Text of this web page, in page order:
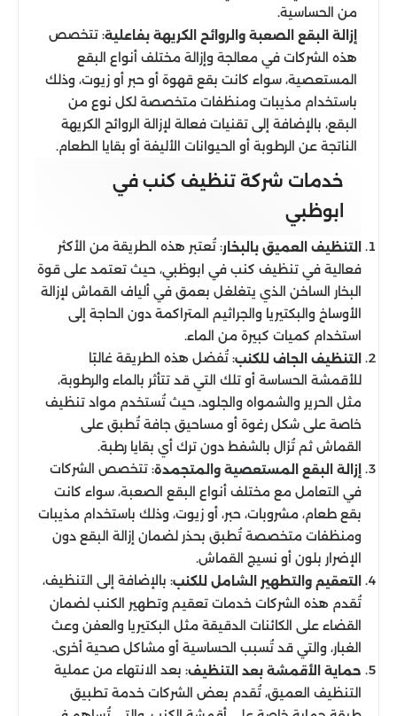
من الحساسية.
إزالة البقع الصعبة والروائح الكريهة بفاعلية: تتخصص
هذه الشركات في معالجة وإزالة مختلف أنواع البقع
المستعصية، سواء كانت بقع قهوة أو حبر أو زيوت، وذلك
باستخدام مذيبات ومنظفات متخصصة لكل نوع من
البقع، بالإضافة إلى تقنيات فعالة لإزالة الروائح الكريهة
الناتجة عن الرطوبة أو الحيوانات الأليفة أو بقايا الطعام.
خدمات شركة تنظيف كنب في
ابوظبي
التنظيف العميق بالبخار: تُعتبر هذه الطريقة من الأكثر
فعالية في تنظيف كنب في ابوظبي، حيث تعتمد على قوة
البخار الساخن الذي يتغلغل بعمق في ألياف القماش لإزالة
الأوساخ والبكتيريا والجراثيم المتراكمة دون الحاجة إلى
استخدام كميات كبيرة من الماء.
التنظيف الجاف للكنب: تُفضل هذه الطريقة غالبًا
للأقمشة الحساسة أو تلك التي قد تتأثر بالماء والرطوبة،
مثل الحرير والشمواه والجلود، حيث تُستخدم مواد تنظيف
خاصة على شكل رغوة أو مساحيق جافة تُطبق على
القماش ثم تُزال بالشفط دون ترك أي بقايا رطبة.
إزالة البقع المستعصية والمتجمدة: تتخصص الشركات
في التعامل مع مختلف أنواع البقع الصعبة، سواء كانت
بقع طعام، مشروبات، حبر، أو زيوت، وذلك باستخدام مذيبات
ومنظفات متخصصة تُطبق بحذر لضمان إزالة البقع دون
الإضرار بلون أو نسيج القماش.
التعقيم والتطهير الشامل للكنب: بالإضافة إلى التنظيف،
تُقدم هذه الشركات خدمات تعقيم وتطهير الكنب لضمان
القضاء على الكائنات الدقيقة مثل البكتيريا والعفن وعث
الغبار، والتي قد تُسبب الحساسية أو مشاكل صحية أخرى.
حماية الأقمشة بعد التنظيف: بعد الانتهاء من عملية
التنظيف العميق، تُقدم بعض الشركات خدمة تطبيق